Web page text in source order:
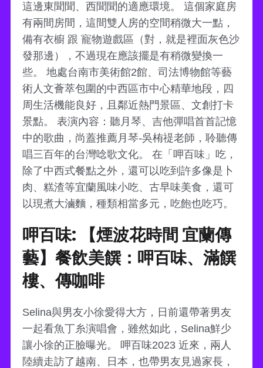
這邊東聞聞、西聞聞的適應環境。 這個家庭房
有兩間房間，這間雙人房的空間稍微大一點，
備有衣櫥 跟 寵物遊戲區（對，就是裡面灰色沙
發那邊），不過現在應該擺是有稍微變換一
些。 地處台南市美術館2館、司法博物館等藝
術人文薈萃包圍的中西區市中心精華地段，四
周生活機能良好，且鄰近熱門景區、文創打卡
景點。 表演內容：聽月琴、吉他彈唱首首記憶
中的歌曲，尚蓋推薦月琴-吳栯禔老師，聆聽傳
唱三百年的台灣唸歌文化。 在「呷百味」吃，
除了中西式餐點之外，還可以吃到許多像是卜
肉、糕渣等宜蘭風味小吃、古早味美食，還可
以現煮大滷麵，種類相當多元，吃飽也吃巧。
呷百味: 【煙波花時間 宜蘭傳
藝】餐飲美饌：呷百味、滿饌
樓、傳咖啡
Selina與男友小徐愛得大方，日前還帶著男友
一起看魚丁糸演唱會，雖然如此，Selina鮮少
讓小徐的正臉曝光。 呷百味2023 近來，兩人
陸續走訪了越南、日本，也帶男友見過家長，